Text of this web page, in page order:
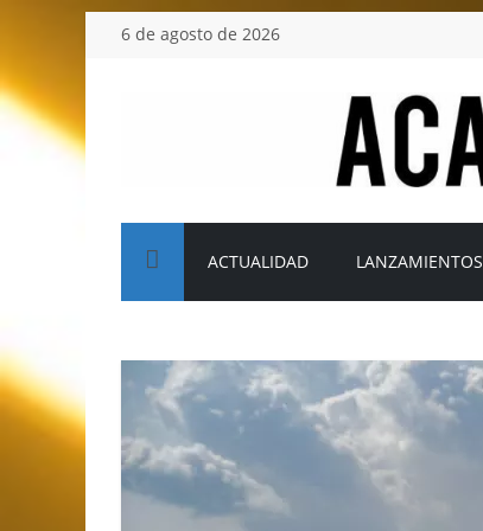
Saltar6 de agosto de 2026
Academia
del
Motor
blog
coches
ACTUALIDAD LANZAMIENTOS